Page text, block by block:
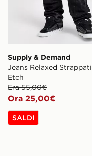
Supply & Demand
Jeans Relaxed Strappati
Etch
Era 55,00€
Ora 25,00€
SALDI